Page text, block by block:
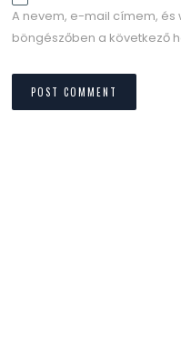
A nevem, e-mail címem,
böngészőben a következő